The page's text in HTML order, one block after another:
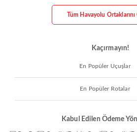
Tüm Havayolu Ortaklarını
Kaçırmayın!
En Popüler Uçuşlar
En Popüler Rotalar
Kabul Edilen Ödeme